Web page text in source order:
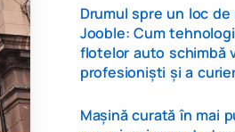
Drumul spre un loc
Jooble: Cum
flotelor auto schimbă
profesioniști și a
Mașină curată în mai